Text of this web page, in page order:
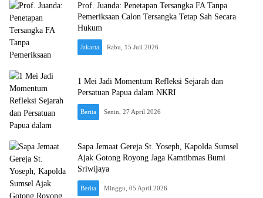
Prof. Juanda: Penetapan Tersangka FA Tanpa
Pemeriksaan Calon Tersangka Tetap Sah Secara
Hukum
Jakarta Rabu, 15 Juli 2026
1 Mei Jadi Momentum Refleksi Sejarah dan
Persatuan Papua dalam NKRI
Berita Senin, 27 April 2026
Sapa Jemaat Gereja St. Yoseph, Kapolda Sumsel
Ajak Gotong Royong Jaga Kamtibmas Bumi
Sriwijaya
Berita Minggu, 05 April 2026